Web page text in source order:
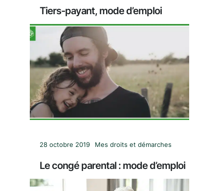
Tiers-payant, mode d’emploi
28 octobre 2019 Mes droits et démarches
Le congé parental : mode d’emploi